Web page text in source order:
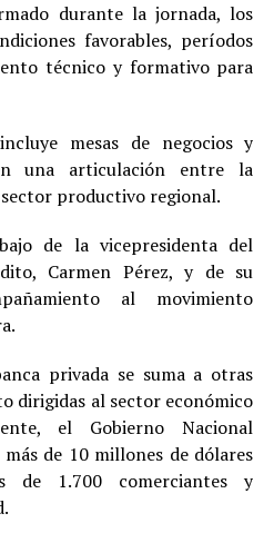
durante la jornada, los
favorables, períodos
técnico y formativo para
mesas de negocios y
una articulación entre la
productivo regional.
de la vicepresidenta del
Carmen Pérez, y de su
al movimiento
privada se suma a otras
dirigidas al sector económico
el Gobierno Nacional
de 10 millones de dólares
de 1.700 comerciantes y